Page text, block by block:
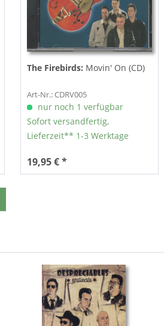
The Firebirds: Movin' On (CD)
Art-Nr.: CDRV005
nur noch 1 verfügbar
Sofort versandfertig,
Lieferzeit** 1-3 Werktage
19,95 € *